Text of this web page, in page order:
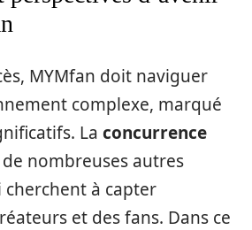
MYMfan doit naviguer
complexe, marqué
La concurrence
nombreuses autres
à capter
et des fans. Dans ce